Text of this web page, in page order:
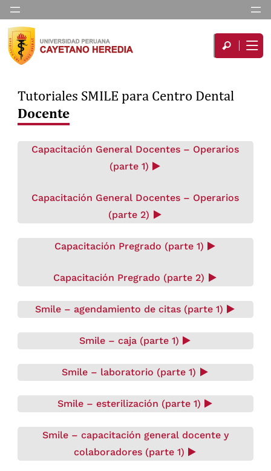
Tutoriales SMILE para Centro Dental
Docente
Capacitación General Docentes – Operarios
(parte 1)
Capacitación General Docentes – Operarios
(parte 2)
Capacitación Pregrado (parte 1)
Capacitación Pregrado (parte 2)
Smile – agendamiento de citas (parte 1)
Smile – caja (parte 1)
Smile – laboratorio (parte 1)
Smile – esterilización (parte 1)
Smile – capacitación general docente y
colaboradores (parte 1)